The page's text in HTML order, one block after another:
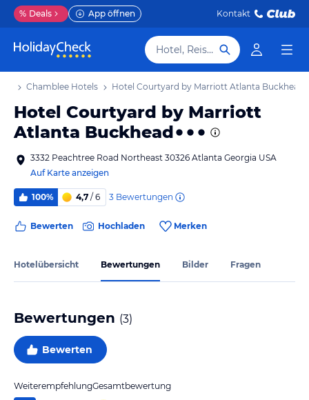
% Deals App öffnen Kontakt
Hotel, Reiseziel
Chamblee Hotels Hotel Courtyard by Marriott Atlanta Buckhead
Hotel Courtyard by Marriott
Atlanta Buckhead
3332 Peachtree Road Northeast 30326 Atlanta Georgia USA
Auf Karte anzeigen
100% 4,7 / 6 3 Bewertungen
Bewerten Hochladen Merken
Hotelübersicht Bewertungen Bilder Fragen
Bewertungen (3)
Bewerten
WeiterempfehlungGesamtbewertung